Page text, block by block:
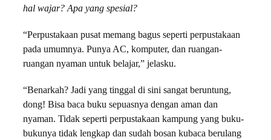
hal wajar? Apa yang spesial?
“Perpustakaan pusat memang bagus seperti perpustakaan
pada umumnya. Punya AC, komputer, dan ruangan-
ruangan nyaman untuk belajar,” jelasku.
“Benarkah? Jadi yang tinggal di sini sangat beruntung,
dong! Bisa baca buku sepuasnya dengan aman dan
nyaman. Tidak seperti perpustakaan kampung yang buku-
bukunya tidak lengkap dan sudah bosan kubaca berulang